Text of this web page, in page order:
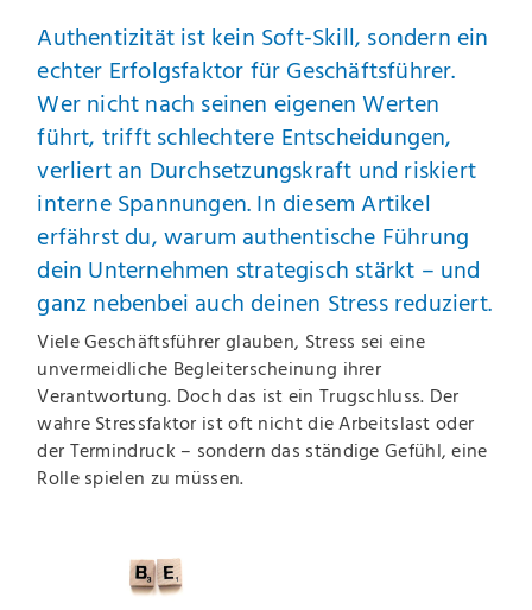
Authentizität ist kein Soft-Skill, sondern ein
echter Erfolgsfaktor für Geschäftsführer.
Wer nicht nach seinen eigenen Werten
führt, trifft schlechtere Entscheidungen,
verliert an Durchsetzungskraft und riskiert
interne Spannungen. In diesem Artikel
erfährst du, warum authentische Führung
dein Unternehmen strategisch stärkt – und
ganz nebenbei auch deinen Stress reduziert.
Viele Geschäftsführer glauben, Stress sei eine
unvermeidliche Begleiterscheinung ihrer
Verantwortung. Doch das ist ein Trugschluss. Der
wahre Stressfaktor ist oft nicht die Arbeitslast oder
der Termindruck – sondern das ständige Gefühl, eine
Rolle spielen zu müssen.